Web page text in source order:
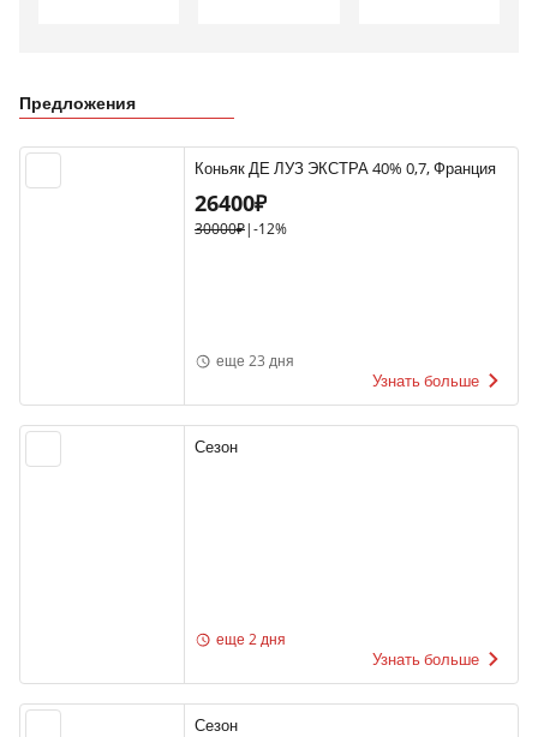
Предложения
Коньяк ДЕ ЛУЗ ЭКСТРА 40% 0,7, Франция
26400₽
30000₽|-12%
еще 23 дня
Узнать больше
Сезон
еще 2 дня
Узнать больше
Сезон